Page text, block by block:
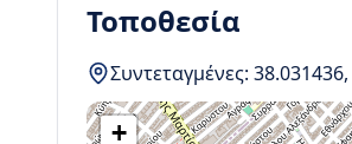
Τοποθεσία
Συντεταγμένες: 38.031436,
+